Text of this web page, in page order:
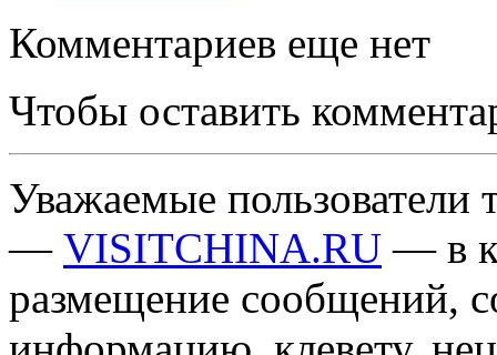
Комментариев еще нет
Чтобы оставить
Уважаемые пользователи
— VISITCHINA.RU — в
размещение сообщений,